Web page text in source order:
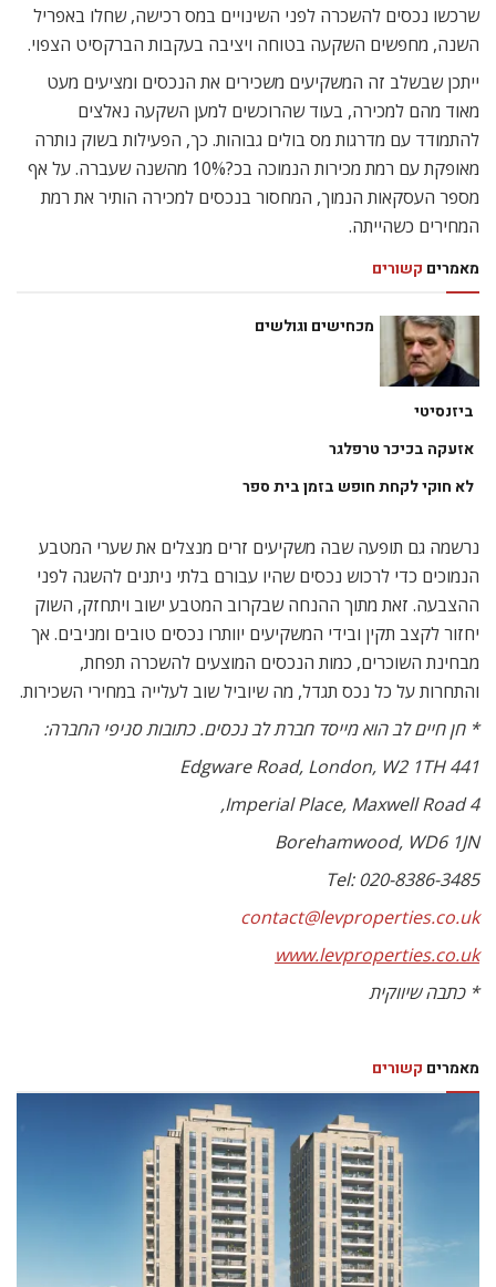
שרכשו נכסים להשכרה לפני השינויים במס רכישה, שחלו באפריל
השנה, מחפשים השקעה בטוחה ויציבה בעקבות הברקסיט הצפוי.
ייתכן שבשלב זה המשקיעים משכירים את הנכסים ומציעים מעט
מאוד מהם למכירה, בעוד שהרוכשים למען השקעה נאלצים
להתמודד עם מדרגות מס בולים גבוהות. כך, הפעילות בשוק נותרה
מאופקת עם רמת מכירות הנמוכה בכ?10% מהשנה שעברה. על אף
מספר העסקאות הנמוך, המחסור בנכסים למכירה הותיר את רמת
המחירים כשהייתה.
מאמרים קשורים
מכחישים וגולשים
ביזנסיטי
אזעקה בכיכר טרפלגר
לא חוקי לקחת חופש בזמן בית ספר
נרשמה גם תופעה שבה משקיעים זרים מנצלים את שערי המטבע
הנמוכים כדי לרכוש נכסים שהיו עבורם בלתי ניתנים להשגה לפני
ההצבעה. זאת מתוך ההנחה שבקרוב המטבע ישוב ויתחזק, השוק
יחזור לקצב תקין ובידי המשקיעים יוותרו נכסים טובים ומניבים. אך
מבחינת השוכרים, כמות הנכסים המוצעים להשכרה תפחת,
והתחרות על כל נכס תגדל, מה שיוביל שוב לעלייה במחירי השכירות.
* חן חיים לב הוא מייסד חברת לב נכסים. כתובות סניפי החברה:
441 Edgware Road, London, W2 1TH
4 Imperial Place, Maxwell Road,
Borehamwood, WD6 1JN
Tel: 020-8386-3485
contact@levproperties.co.uk
www.levproperties.co.uk
* כתבה שיווקית
מאמרים קשורים